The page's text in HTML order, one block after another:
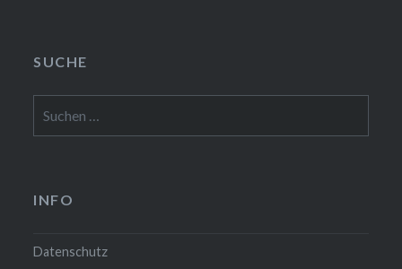
SUCHE
nach:
INFO
Datenschutz